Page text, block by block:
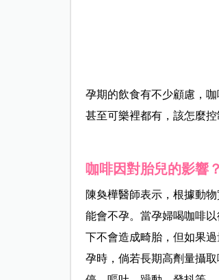
孕期的飲食有不少顧慮，
甚至可樂裡都有，該怎麼控
咖啡因對胎兒的影響？
陳奐樺醫師表示，根據動
能會不孕。當孕婦喝咖啡
下不會造成畸胎，但如果
孕時，倘若長期高劑量攝